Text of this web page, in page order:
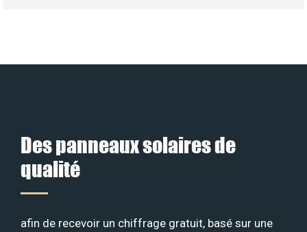
Des panneaux solaires de
qualité
afin de recevoir un chiffrage gratuit, basé sur une